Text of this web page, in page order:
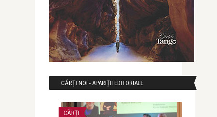
CĂRȚI NOI - APARIȚII EDITORIALE
CĂRȚI